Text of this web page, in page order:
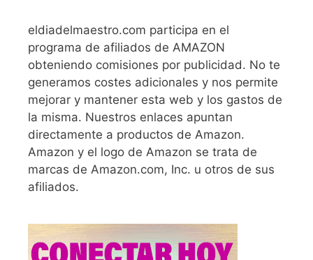
eldiadelmaestro.com participa en el
programa de afiliados de AMAZON
obteniendo comisiones por publicidad. No te
generamos costes adicionales y nos permite
mejorar y mantener esta web y los gastos de
la misma. Nuestros enlaces apuntan
directamente a productos de Amazon.
Amazon y el logo de Amazon se trata de
marcas de Amazon.com, Inc. u otros de sus
afiliados.